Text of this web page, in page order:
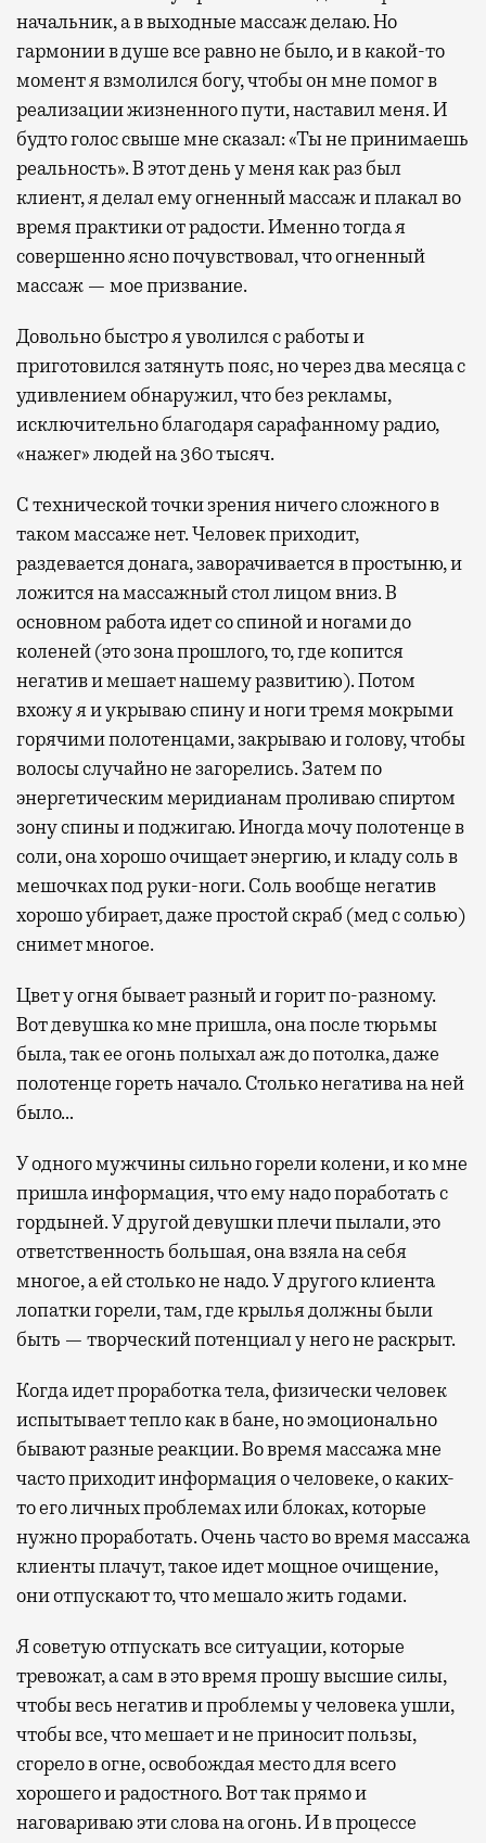
начальник, а в выходные массаж делаю. Но
гармонии в душе все равно не было, и в какой-то
момент я взмолился богу, чтобы он мне помог в
реализации жизненного пути, наставил меня. И
будто голос свыше мне сказал: «Ты не принимаешь
реальность». В этот день у меня как раз был
клиент, я делал ему огненный массаж и плакал во
время практики от радости. Именно тогда я
совершенно ясно почувствовал, что огненный
массаж — мое призвание.
Довольно быстро я уволился с работы и
приготовился затянуть пояс, но через два месяца с
удивлением обнаружил, что без рекламы,
исключительно благодаря сарафанному радио,
«нажег» людей на 360 тысяч.
С технической точки зрения ничего сложного в
таком массаже нет. Человек приходит,
раздевается донага, заворачивается в простыню, и
ложится на массажный стол лицом вниз. В
основном работа идет со спиной и ногами до
коленей (это зона прошлого, то, где копится
негатив и мешает нашему развитию). Потом
вхожу я и укрываю спину и ноги тремя мокрыми
горячими полотенцами, закрываю и голову, чтобы
волосы случайно не загорелись. Затем по
энергетическим меридианам проливаю спиртом
зону спины и поджигаю. Иногда мочу полотенце в
соли, она хорошо очищает энергию, и кладу соль в
мешочках под руки-ноги. Соль вообще негатив
хорошо убирает, даже простой скраб (мед с солью)
снимет многое.
Цвет у огня бывает разный и горит по-разному.
Вот девушка ко мне пришла, она после тюрьмы
была, так ее огонь полыхал аж до потолка, даже
полотенце гореть начало. Столько негатива на ней
было…
У одного мужчины сильно горели колени, и ко мне
пришла информация, что ему надо поработать с
гордыней. У другой девушки плечи пылали, это
ответственность большая, она взяла на себя
многое, а ей столько не надо. У другого клиента
лопатки горели, там, где крылья должны были
быть — творческий потенциал у него не раскрыт.
Когда идет проработка тела, физически человек
испытывает тепло как в бане, но эмоционально
бывают разные реакции. Во время массажа мне
часто приходит информация о человеке, о каких-
то его личных проблемах или блоках, которые
нужно проработать. Очень часто во время массажа
клиенты плачут, такое идет мощное очищение,
они отпускают то, что мешало жить годами.
Я советую отпускать все ситуации, которые
тревожат, а сам в это время прошу высшие силы,
чтобы весь негатив и проблемы у человека ушли,
чтобы все, что мешает и не приносит пользы,
сгорело в огне, освобождая место для всего
хорошего и радостного. Вот так прямо и
наговариваю эти слова на огонь. И в процессе